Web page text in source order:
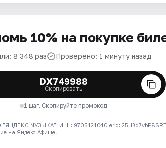
10% на покупке
8 348 раз Проверено: 1 минуту назад
DX749988
Скопировать
1 шаг. Скопируйте промокод
МУЗЫКА", ИНН: 9705121040 erid:
на Яндекс Афише!